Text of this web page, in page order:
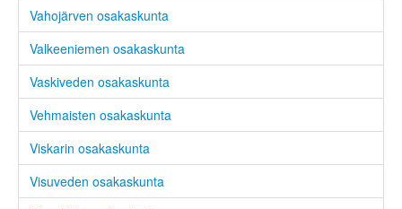
Vahojärven osakaskunta
Valkeeniemen osakaskunta
Vaskiveden osakaskunta
Vehmaisten osakaskunta
Viskarin osakaskunta
Visuveden osakaskunta